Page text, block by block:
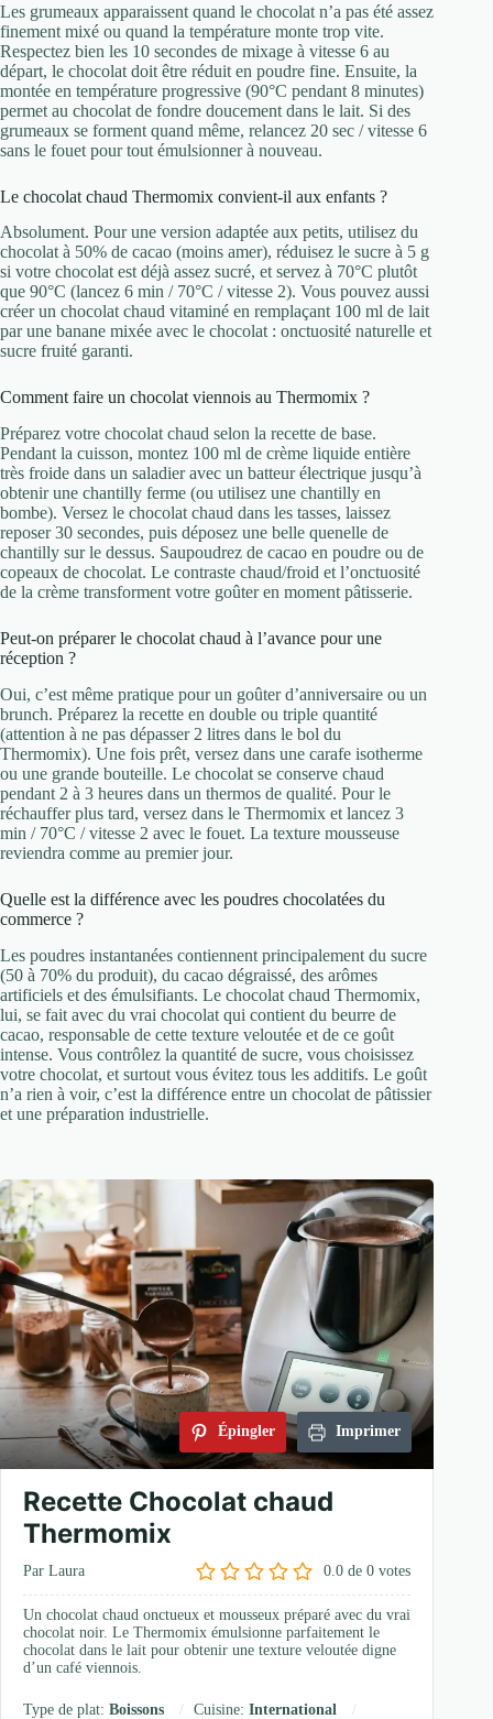
Les grumeaux apparaissent quand le chocolat n’a pas été assez
finement mixé ou quand la température monte trop vite.
Respectez bien les 10 secondes de mixage à vitesse 6 au
départ, le chocolat doit être réduit en poudre fine. Ensuite, la
montée en température progressive (90°C pendant 8 minutes)
permet au chocolat de fondre doucement dans le lait. Si des
grumeaux se forment quand même, relancez 20 sec / vitesse 6
sans le fouet pour tout émulsionner à nouveau.
Le chocolat chaud Thermomix convient-il aux enfants ?
Absolument. Pour une version adaptée aux petits, utilisez du
chocolat à 50% de cacao (moins amer), réduisez le sucre à 5 g
si votre chocolat est déjà assez sucré, et servez à 70°C plutôt
que 90°C (lancez 6 min / 70°C / vitesse 2). Vous pouvez aussi
créer un chocolat chaud vitaminé en remplaçant 100 ml de lait
par une banane mixée avec le chocolat : onctuosité naturelle et
sucre fruité garanti.
Comment faire un chocolat viennois au Thermomix ?
Préparez votre chocolat chaud selon la recette de base.
Pendant la cuisson, montez 100 ml de crème liquide entière
très froide dans un saladier avec un batteur électrique jusqu’à
obtenir une chantilly ferme (ou utilisez une chantilly en
bombe). Versez le chocolat chaud dans les tasses, laissez
reposer 30 secondes, puis déposez une belle quenelle de
chantilly sur le dessus. Saupoudrez de cacao en poudre ou de
copeaux de chocolat. Le contraste chaud/froid et l’onctuosité
de la crème transforment votre goûter en moment pâtisserie.
Peut-on préparer le chocolat chaud à l’avance pour une
réception ?
Oui, c’est même pratique pour un goûter d’anniversaire ou un
brunch. Préparez la recette en double ou triple quantité
(attention à ne pas dépasser 2 litres dans le bol du
Thermomix). Une fois prêt, versez dans une carafe isotherme
ou une grande bouteille. Le chocolat se conserve chaud
pendant 2 à 3 heures dans un thermos de qualité. Pour le
réchauffer plus tard, versez dans le Thermomix et lancez 3
min / 70°C / vitesse 2 avec le fouet. La texture mousseuse
reviendra comme au premier jour.
Quelle est la différence avec les poudres chocolatées du
commerce ?
Les poudres instantanées contiennent principalement du sucre
(50 à 70% du produit), du cacao dégraissé, des arômes
artificiels et des émulsifiants. Le chocolat chaud Thermomix,
lui, se fait avec du vrai chocolat qui contient du beurre de
cacao, responsable de cette texture veloutée et de ce goût
intense. Vous contrôlez la quantité de sucre, vous choisissez
votre chocolat, et surtout vous évitez tous les additifs. Le goût
n’a rien à voir, c’est la différence entre un chocolat de pâtissier
et une préparation industrielle.
Épingler Imprimer
Recette Chocolat chaud
Thermomix
Par Laura 0.0 de0 votes
Un chocolat chaud onctueux et mousseux préparé avec du vrai
chocolat noir. Le Thermomix émulsionne parfaitement le
chocolat dans le lait pour obtenir une texture veloutée digne
d’un café viennois.
Type de plat: Boissons Cuisine: International